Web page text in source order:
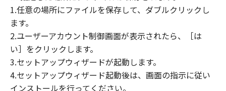
(3) お客様が本契約書のいずれかの条項に違反
した場合、本契約書は直ちに終了します。
(4) お客様は、上記(3)によって本契約書が終了
した場合、速やかに、「本ソフトウェア」およ
びその複製物のすべてを廃棄または消去するも
のとします。
(5) 上記にかかわらず、本契約書第2条、第4条
1.任意の場所にファイルを保存して、ダブルクリックし
ます。
2.ユーザーアカウント制御画面が表示されたら、［は
い］をクリックします。
3.セットアップウィザードが起動します。
4.セットアップウィザード起動後は、画面の指示に従い
インストールを行ってください。